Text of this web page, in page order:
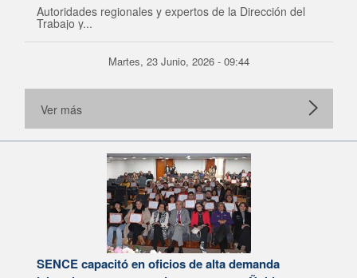
Autoridades regionales y expertos de la Dirección del
Trabajo y...
Martes, 23 Junio, 2026 - 09:44
Ver más
SENCE capacitó en oficios de alta demanda